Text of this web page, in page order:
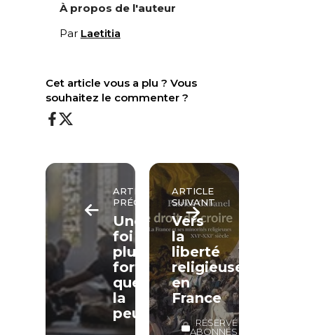
À propos de l'auteur
Par Laetitia
Cet article vous a plu ? Vous
souhaitez le commenter ?
ARTICLE
PRÉCÉDENT
Une
foi
plus
forte
que
la
peur
ARTICLE
SUIVANT
Vers
la
liberté
religieuse
en
France
RÉSERVÉ
ABONNÉS